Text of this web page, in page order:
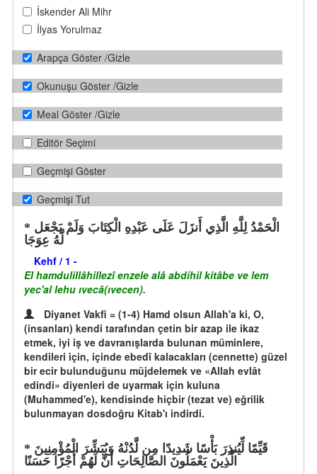
İskender Ali Mihr
İlyas Yorulmaz
Arapça Göster /Gizle
Okunuşu Göster /Gizle
Meal Göster /Gizle
Editör Seçimi
Geçmişi Göster
Geçmişi Tut
لَّهُ عِوَجَا
Kehf / 1 -
El hamdulillâhillezî enzele alâ abdihil kitâbe ve lem
yec'al lehu ıvecâ(ıvecen).
Diyanet Vakfi = (1-4) Hamd olsun Allah'a ki, O,
(insanları) kendi tarafından çetin bir azap ile ikaz
etmek, iyi iş ve davranışlarda bulunan müminlere,
kendileri için, içinde ebedî kalacakları (cennette) güzel
bir ecir bulunduğunu müjdelemek ve «Allah evlât
edindi» diyenleri de uyarmak için kuluna
(Muhammed'e), kendisinde hiçbir (tezat ve) eğrilik
bulunmayan dosdoğru Kitab'ı indirdi.
الَّذِينَ يَعْمَلُونَ الصَّالِحَاتِ أَنَّ لَهُمْ أَجْرًا حَسَنًا